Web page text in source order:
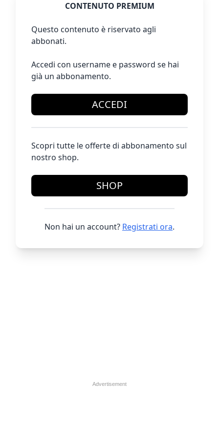
CONTENUTO PREMIUM
Questo contenuto è riservato agli
abbonati.
Accedi con username e password se hai
già un abbonamento.
ACCEDI
Scopri tutte le offerte di abbonamento sul
nostro shop.
SHOP
Non hai un account? Registrati ora.